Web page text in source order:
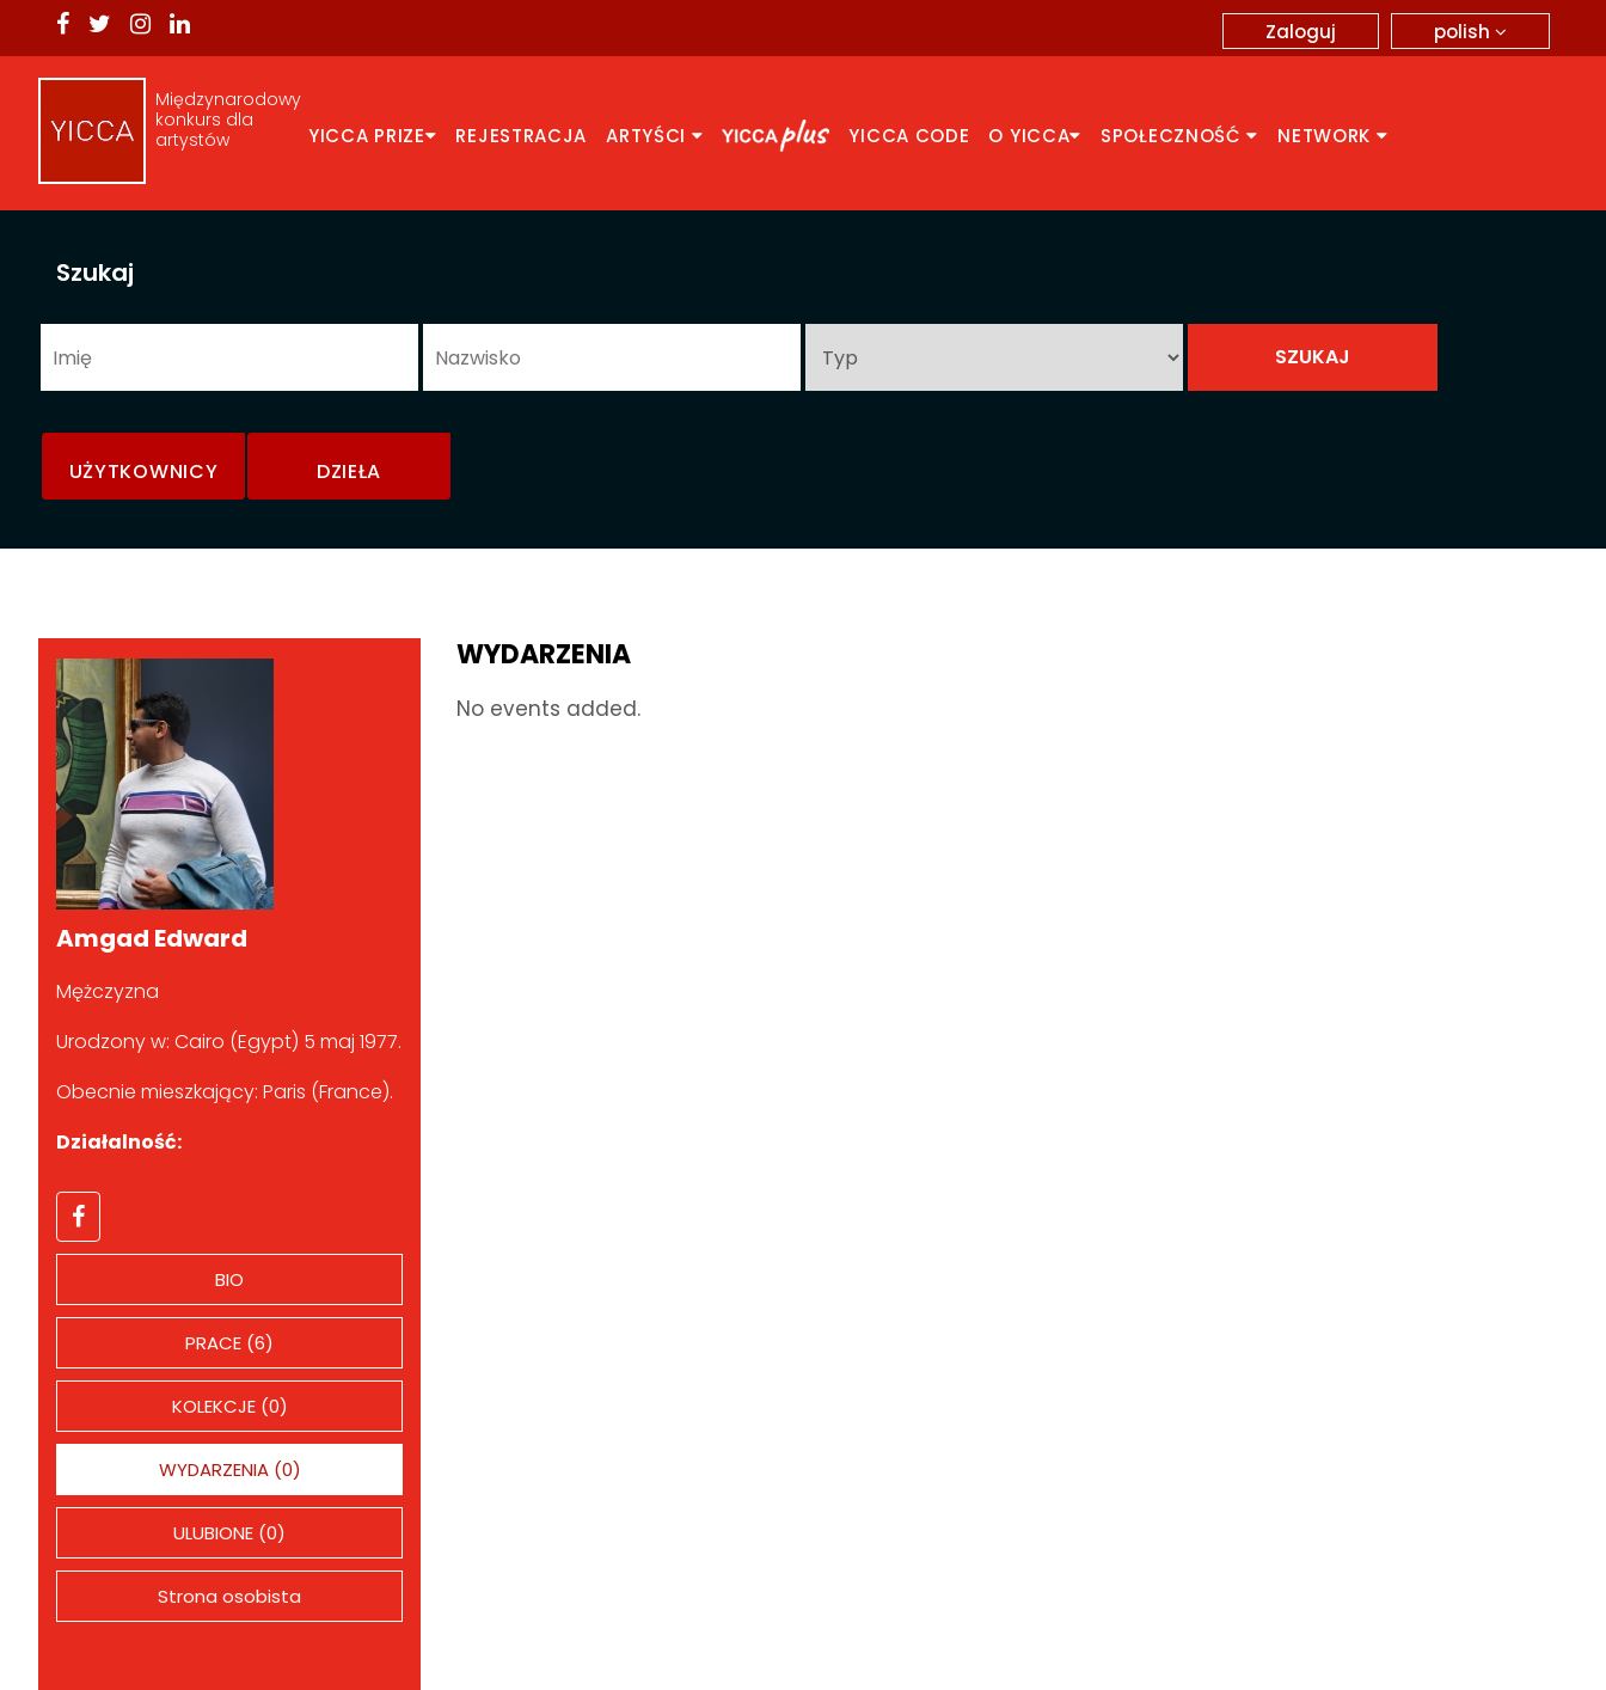
polish
Zaloguj
Międzynarodowy
konkurs dla
artystów
YICCA PRIZE REJESTRACJA ARTYŚCI YICCA CODE O YICCA SPOŁECZNOŚĆ NETWORK
Szukaj
UŻYTKOWNICY DZIEŁA
Amgad Edward
Mężczyzna
Urodzony w: Cairo (Egypt) 5 maj 1977.
Obecnie mieszkający: Paris (France).
Działalność:
BIO
PRACE (6)
KOLEKCJE (0)
WYDARZENIA (0)
ULUBIONE (0)
Strona osobista
WYDARZENIA
No events added.